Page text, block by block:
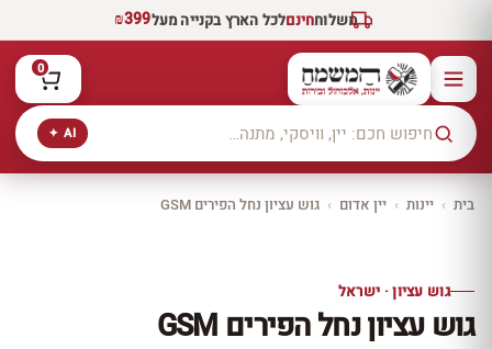
משלוחחינםלכל הארץ בקנייה מעל₪399
AI ✦
0
בית › יינות › יין אדום › גוש עציון נחל הפירים GSM
10% הנחה
עכשיו ב-10% הנחה
גוש עציון · ישראל
גוש עציון נחל הפירים GSM